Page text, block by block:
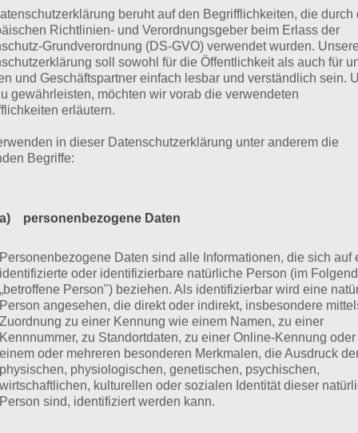
Dieser ist sozusagen der Home Button, um zurück
Oben links befindet sich der Power Button, womit
bringen kann bzw. ganz ausschalten kann. Im
angezeigt “Pssst… tolino schläft” und dazu ein nettes
Lesen von eBooks auf dem
dem Tolino sind bereits einige Bücher drauf, sodass
Bei Weltbild ist bspw. Max und Moritz bereits drauf.
klar, was auch an der hohen Auflösung liegt. Tippt
Buch, werden weitere Icons angezeigt. So kann man
seine Lesezeichen ansehen, die Schriftgröße
Fingerwisch kann man die Seiten wechseln. Durch die
kann man auch die integrierte
man auch im dunklen perfekt lesen kann. Auch die
das ganze nicht mit dem Kindle Paperwhite mithalten
beruht auf den Begrifflichkeiten, die durch
Richtlinien- und Verordnungsgeber beim Erlass der
Grundverordnung (DS-GVO) verwendet wurden.
soll sowohl für die Öffentlichkeit als auch für
und Geschäftspartner einfach lesbar und verständlich sein.
gewährleisten, möchten wir vorab die verwendeten
erläutern.
in dieser Datenschutzerklärung unter anderem die
Begriffe:
a) personenbezogene Daten
Personenbezogene Daten sind alle Informationen, die sich auf
identifizierte oder identifizierbare natürliche Person (im
„betroffene Person") beziehen. Als identifizierbar wird eine
Person angesehen, die direkt oder indirekt, insbesondere
Zuordnung zu einer Kennung wie einem Namen, zu einer
Kennnummer, zu Standortdaten, zu einer Online-Kennung oder
einem oder mehreren besonderen Merkmalen, die Ausdruck
physischen, physiologischen, genetischen, psychischen,
wirtschaftlichen, kulturellen oder sozialen Identität dieser
Person sind, identifiziert werden kann.